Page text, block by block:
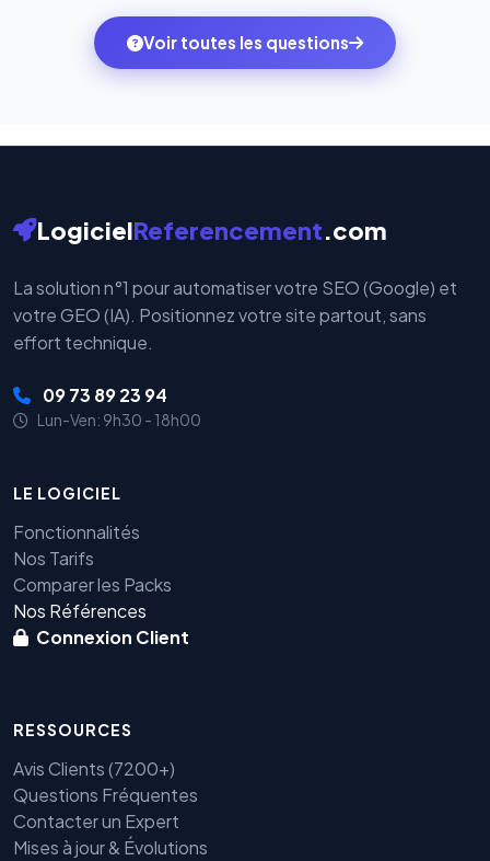
ambitions du moment — sans perdre vos données ni
votre historique.
monde. Vos données bancaires ne transitent jamais
par nos serveurs — elles sont gérées directement et
Voir toutes les questions
LogicielReferencement.com
La solution n°1 pour automatiser votre SEO (Google) et
votre GEO (IA). Positionnez votre site partout, sans
effort technique.
09 73 89 23 94
Lun-Ven: 9h30 - 18h00
LE LOGICIEL
Fonctionnalités
Nos Tarifs
Comparer les Packs
Nos Références
Connexion Client
RESSOURCES
Avis Clients (7200+)
Questions Fréquentes
Contacter un Expert
Mises à jour & Évolutions